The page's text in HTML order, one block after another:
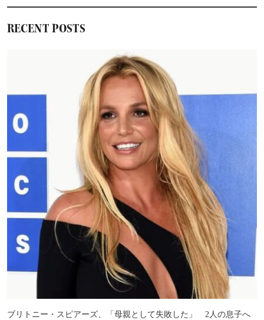
RECENT POSTS
ブリトニー・スピアーズ、「母親として失敗した」 2人の息子へ